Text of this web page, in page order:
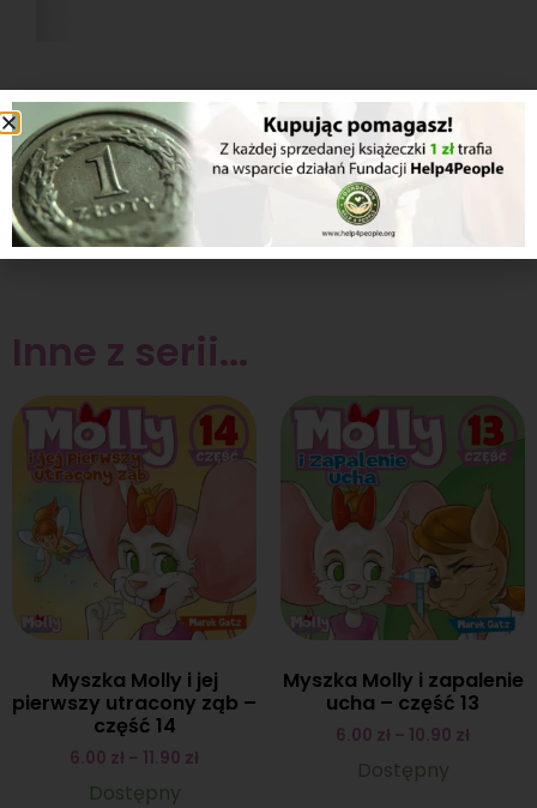
1/2
[/dflip
Inne z serii...
Myszka Molly i jej
pierwszy utracony ząb –
część 14
6.00 zł – 11.90 zł
Dostępny
Myszka Molly i zapalenie
ucha – część 13
6.00 zł – 10.90 zł
Dostępny